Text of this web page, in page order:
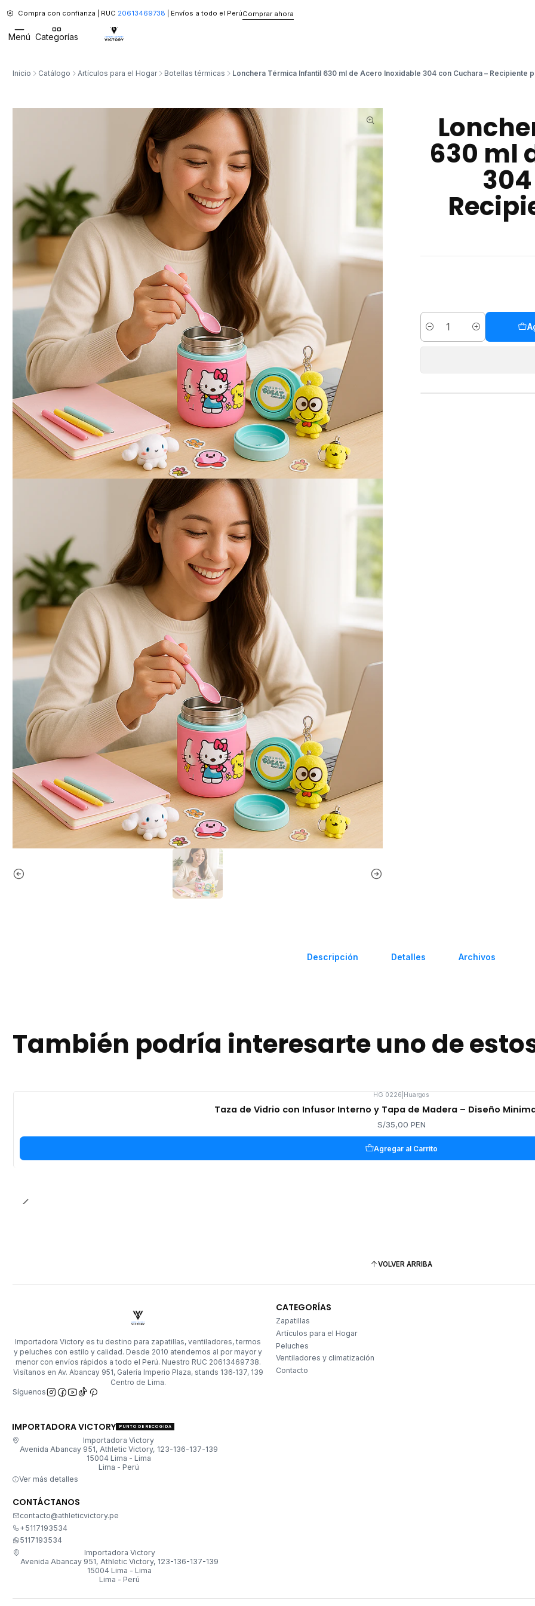
Menú Categorías
Compra con confianza | RUC 20613469738 | Envíos a todo el PerúComprar ahora
Inicio Catálogo Artículos para el Hogar Botellas térmicas Lonchera Térmica Infantil 630 ml de Acero Inoxidable 304 con Cuchara – Recipiente
630 ml
Cantidad
Descripción Detalles Archivos
También podría interesarte uno de
HG 0226 Huargos
Taza de Vidrio con Infusor Interno y Tapa de Madera – Diseño
S/35,00 PEN
Agregar al Carrito
VOLVER ARRIBA
Importadora Victory es tu destino para zapatillas, ventiladores, termos
y peluches con estilo y calidad. Desde 2010 atendemos al por mayor y
menor con envíos rápidos a todo el Perú. Nuestro RUC 20613469738.
Visítanos en Av. Abancay 951, Galería Imperio Plaza, stands 136‑137, 139
Centro de Lima.
Síguenos
CATEGORÍAS
Zapatillas
Artículos para el Hogar
Peluches
Ventiladores y climatización
Contacto
IMPORTADORA VICTORY PUNTO DE RECOGIDA
Importadora Victory
Avenida Abancay 951, Athletic Victory, 123-136-137-139
15004 Lima - Lima
Lima - Perú
Ver más detalles
CONTÁCTANOS
contacto@athleticvictory.pe
+5117193534
5117193534
Importadora Victory
Avenida Abancay 951, Athletic Victory, 123-136-137-139
15004 Lima - Lima
Lima - Perú